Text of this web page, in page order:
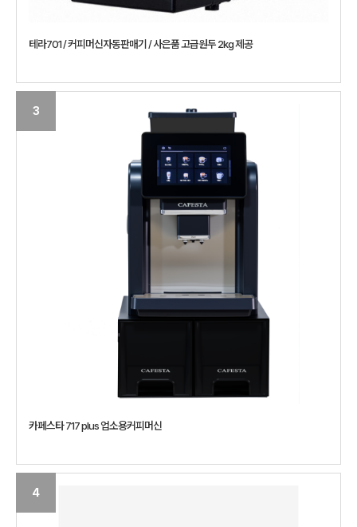
테라701 / 커피머신자동판매기 / 사은품 고급원두 2kg 제공
3
카페스타 717 plus 업소용커피머신
4